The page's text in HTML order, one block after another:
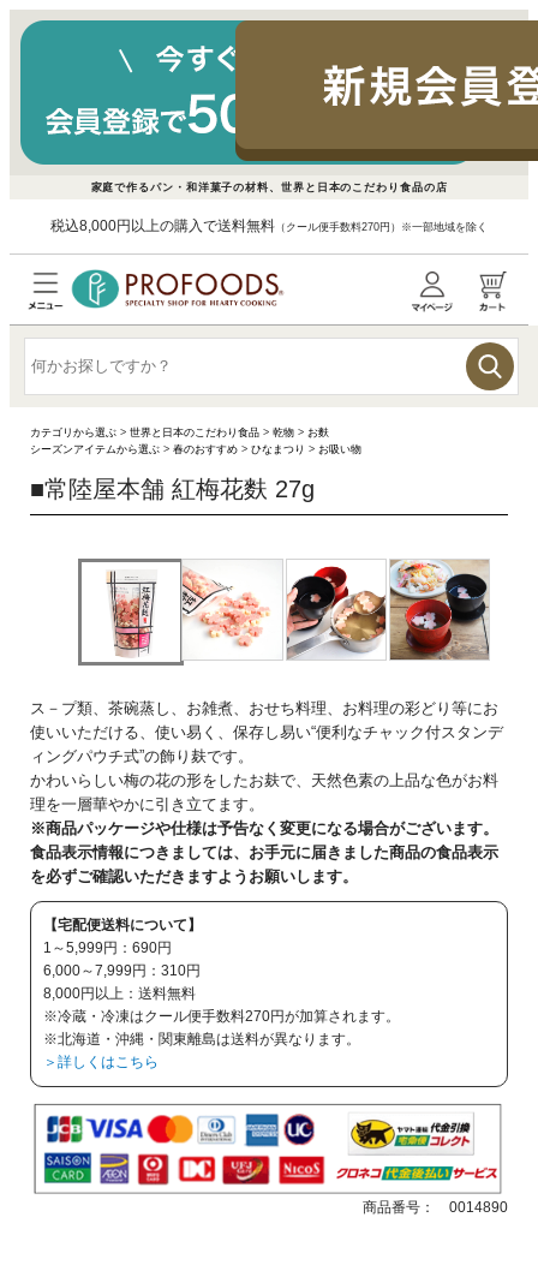
家庭で作るパン・和洋菓子の材料、世界と日本のこだわり食品の店
税込8,000円以上の購入で送料無料 （クール便手数料270円）※一部地域を除く
カテゴリから選ぶ >世界と日本のこだわり食品 >乾物 > お麩
シーズンアイテムから選ぶ >春のおすすめ >ひなまつり > お吸い物
■常陸屋本舗 紅梅花麩 27g
ス－プ類、茶碗蒸し、お雑煮、おせち料理、お料理の彩どり等にお
使いいただける、使い易く、保存し易い“便利なチャック付スタンデ
ィングパウチ式”の飾り麸です。
かわいらしい梅の花の形をしたお麸で、天然色素の上品な色がお料
理を一層華やかに引き立てます。
※商品パッケージや仕様は予告なく変更になる場合がございます。
食品表示情報につきましては、お手元に届きました商品の食品表示
を必ずご確認いただきますようお願いします。
【宅配便送料について】
1～5,999円：690円
6,000～7,999円：310円
8,000円以上：送料無料
※冷蔵・冷凍はクール便手数料270円が加算されます。
※北海道・沖縄・関東離島は送料が異なります。
＞詳しくはこちら
商品番号： 0014890